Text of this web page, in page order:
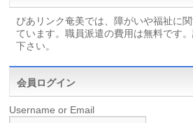
ぴあリンク奄美では、障がいや福祉に
ています。職員派遣の費用は無料です
下さい。
会員ログイン
Username or Email